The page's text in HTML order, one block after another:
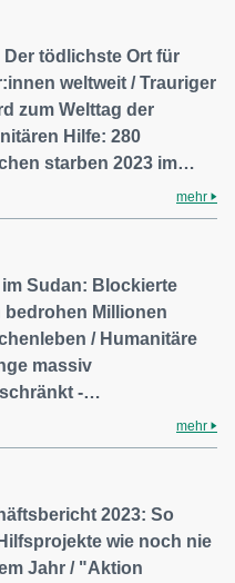
Der tödlichste Ort für
weltweit / Trauriger
zum Welttag der
Hilfe: 280
starben 2023 im…
mehr
im Sudan: Blockierte
bedrohen Millionen
/ Humanitäre
massiv
-…
mehr
2023: So
wie noch nie
Jahr / "Aktion